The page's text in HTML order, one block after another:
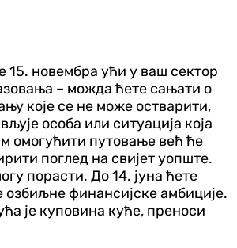
15. новембра ући у ваш сектор
– можда ћете сањати о
које се не може остварити,
особа или ситуација која
омогућити путовање већ ће
поглед на свијет уопште.
порасти. До 14. јуна ћете
озбиљне финансијске амбиције.
је куповина куће, преноси